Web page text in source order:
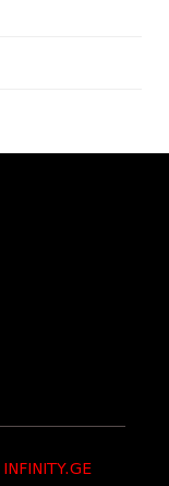
INFINITY.GE